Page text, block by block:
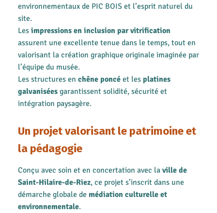
environnementaux de PIC BOIS et l’esprit naturel du
site.
Les impressions en inclusion par vitrification
assurent une excellente tenue dans le temps, tout en
valorisant la création graphique originale imaginée par
l’équipe du musée.
Les structures en chêne poncéet les platines
galvaniséesgarantissent solidité, sécurité et
intégration paysagère.
Un projet valorisant le patrimoine et
la pédagogie
Conçu avec soin et en concertation avec la ville de
Saint-Hilaire-de-Riez, ce projet s’inscrit dans une
démarche globale de médiation culturelle et
environnementale.